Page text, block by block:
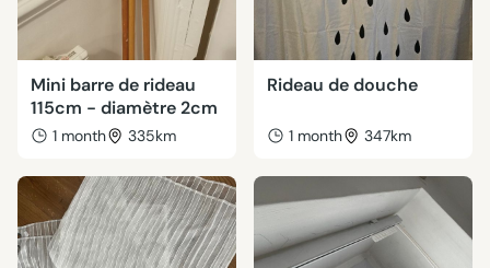
Mini barre de rideau
115cm - diamètre 2cm
1 month 335km
Rideau de douche
1 month 347km